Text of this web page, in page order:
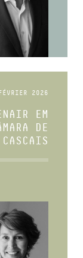
2026
EM
DE
CASCAIS